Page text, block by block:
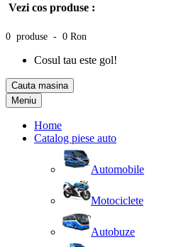
Vezi cos produse :
0 produse - 0 Ron
Cosul tau este gol!
Cauta masina
Meniu
Home
Catalog piese auto
Automobile
Motociclete
Autobuze